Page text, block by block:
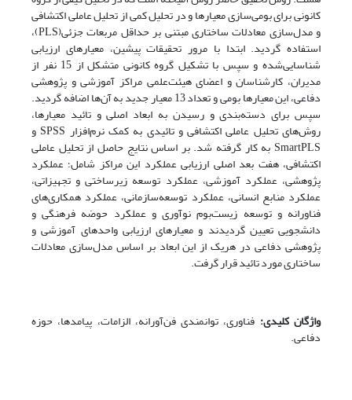
کانونی برای بومی‌سازی معیارها و در تحلیل کمی از تحلیل عاملی اکتشافی
و مدل‌سازی معادلات ساختاری مبتنی بر حداقل مربعات جزئی(PLS)،
استفاده گردید. ابتدا با مرور تحقیقات پیشین، معیارهای ارزیابی
شناسایی‌شده و سپس با تشکیل گروه کانونی متشکل از 15 نفر از
مدیران، کارشناسان و اعضای هیئت‌علمی مراکز آموزشی و پژوهشی
دفاعی، این معیارها بومی و تعداد 13 معیار جدید به آن‌ها اضافه گردید.
سپس برای دسته‌بندی و رسیدن به ابعاد اصلی و تائید معیارها،
روش‌های تحلیل عاملی اکتشافی و تائیدی به کمک نرم‌افزار SPSS و
SmartPLS به کار گرفته شد. بر اساس نتایج حاصل از تحلیل عاملی
اکتشافی، هفت بعد اصلی ارزیابی عملکرد این مراکز شامل؛ عملکرد
پژوهشی، عملکرد آموزشی، عملکرد توسعه زیرساختی و تجهیزاتی،
عملکرد منابع انسانی، عملکرد توسعه‌سازمانی، عملکرد همکاری‌های
فناورانه و توسعه زیست‌بوم نوآوری و عملکرد حوضه فرهنگی و
دانشجویی تعیین گردیدند و معیارهای ارزیابی واحدهای آموزشی و
پژوهشی دفاعی در هریک از این ابعاد بر اساس مدل‌سازی معادلات
ساختاری مورد تائید قرار گرفت.
واژگان کلیدی: فناوری، توانمندی فن‌آورانه، الزامات، پیامدها، حوزه
دفاعی.